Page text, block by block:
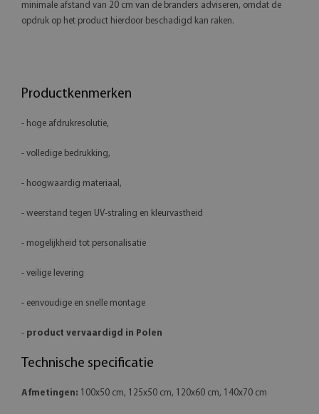
minimale afstand van 20 cm van de branders adviseren, omdat de
opdruk op het product hierdoor beschadigd kan raken.
Productkenmerken
- hoge afdrukresolutie,
- volledige bedrukking,
- hoogwaardig materiaal,
- weerstand tegen UV-straling en kleurvastheid
- mogelijkheid tot personalisatie
- veilige levering
- eenvoudige en snelle montage
- product vervaardigd in Polen
Technische specificatie
Afmetingen: 100x50 cm, 125x50 cm, 120x60 cm, 140x70 cm